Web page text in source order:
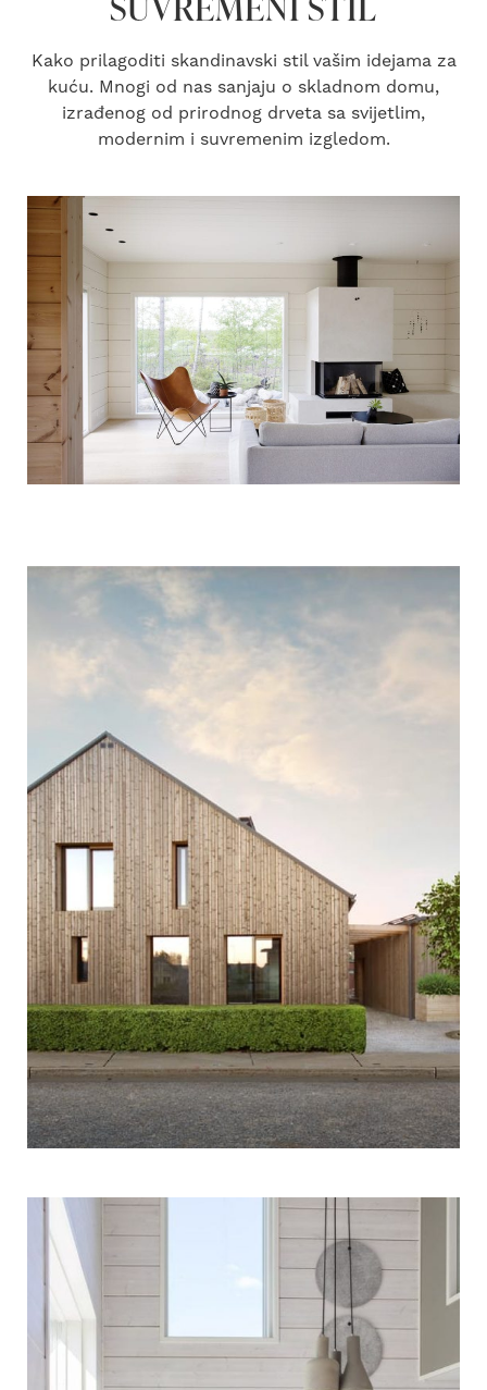
Kako prilagoditi skandinavski stil vašim idejama za
kuću. Mnogi od nas sanjaju o skladnom domu,
izrađenog od prirodnog drveta sa svijetlim,
modernim i suvremenim izgledom.